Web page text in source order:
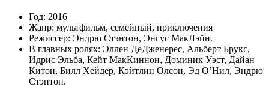
Год: 2016
Жанр: мультфильм, семейный, приключения
Режиссер: Эндрю Стэнтон, Энгус МакЛэйн.
В главных ролях: Эллен ДеДженерес, Альберт Брукс,
Идрис Эльба, Кейт МакКиннон, Доминик Уэст, Дайан
Китон, Билл Хейдер, Кэйтлин Олсон, Эд О’Нил, Эндрю
Стэнтон.